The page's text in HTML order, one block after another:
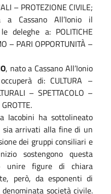
– PROTEZIONE CIVILE;
Cassano All’Ionio il
deleghe a: POLITICHE
– PARI OPPORTUNITÀ –
, nato a Cassano All’Ionio
di: CULTURA –
– SPETTACOLO –
Iacobini ha sottolineato
sia arrivati alla fine di un
dei gruppi consiliari e
sostengono questa
unire figure di chiara
però, da esponenti di
società civile.